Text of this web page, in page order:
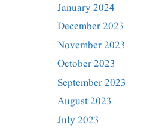
January 2024
December 2023
November 2023
October 2023
September 2023
August 2023
July 2023